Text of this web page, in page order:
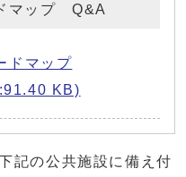
マップ Q&A
ドマップ
KB)
記の公共施設に備え付